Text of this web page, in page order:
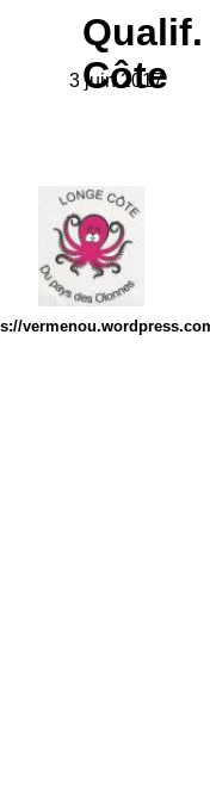
Côte
3 juin 2017